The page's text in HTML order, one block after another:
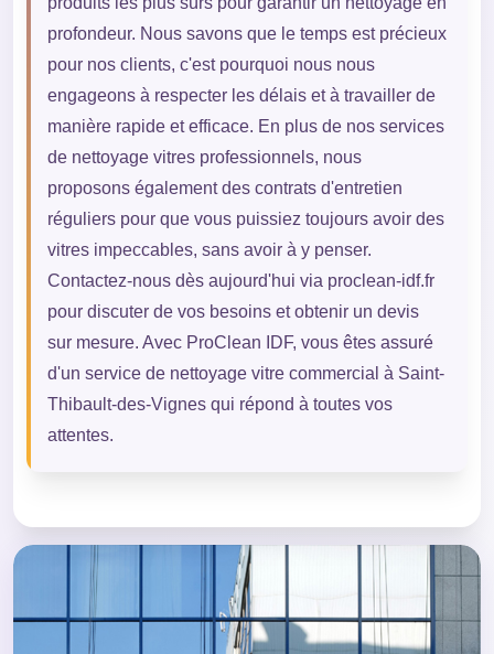
profondeur. Nous savons que le temps est précieux
pour nos clients, c'est pourquoi nous nous
engageons à respecter les délais et à travailler de
manière rapide et efficace. En plus de nos services
de nettoyage vitres professionnels, nous
proposons également des contrats d'entretien
réguliers pour que vous puissiez toujours avoir des
vitres impeccables, sans avoir à y penser.
Contactez-nous dès aujourd'hui via proclean-idf.fr
pour discuter de vos besoins et obtenir un devis
sur mesure. Avec ProClean IDF, vous êtes assuré
d'un service de nettoyage vitre commercial à Saint-
Thibault-des-Vignes qui répond à toutes vos
attentes.